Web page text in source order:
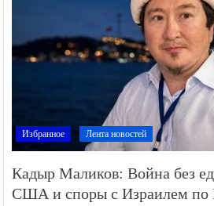
Избранное Лента новостей
Кадыр Маликов: Война без
США и споры с Израилем по